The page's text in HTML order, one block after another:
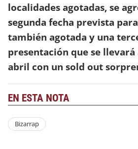
localidades agotadas, se
segunda fecha prevista
también agotada y una
presentación que se llevará
abril con un sold out
EN ESTA NOTA
Bizarrap